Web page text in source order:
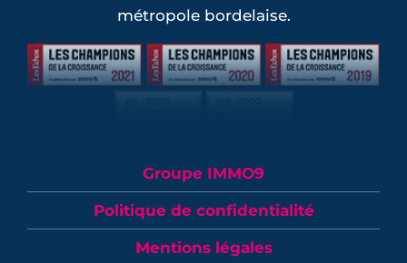
métropole bordelaise.
Groupe IMMO9
Politique de confidentialité
Mentions légales